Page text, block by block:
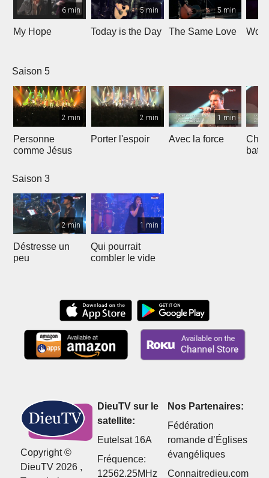
6 min
My Hope
5 min
Today is the Day
5 min
The Same Love
Saison 5
2 min
Personne
comme Jésus
2 min
Porter l'espoir
1 min
Avec la force
Saison 3
2 min
Déstresse un
peu
1 min
Qui pourrait
combler le vide
Copyright ©
DieuTV 2026 ,
DieuTV sur le
satellite:
Eutelsat 16A
Fréquence:
12562.25MHz
Nos Partenaires:
Fédération
romande d’Églises
évangéliques
Connaitredieu.com